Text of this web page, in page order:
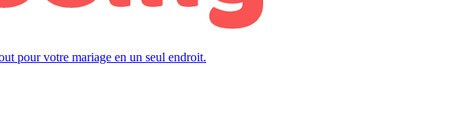
pour votre mariage en un seul endroit.